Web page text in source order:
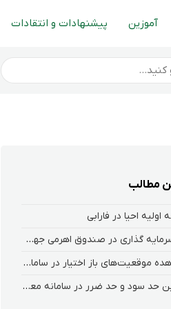
آموزین پیشنهادات و انتقادات
مطالب
احیا در فارابی
راهنمای سرمایه گذاری در صندوق اهرمی جهش
نحوه‌ مشاهده‌ موقعیت‌های باز اختیار در سامانه هلیوم و نکست
نحوه تعیین حد سود و حد ضرر در سامانه معاملاتی کارگزاری فارابی